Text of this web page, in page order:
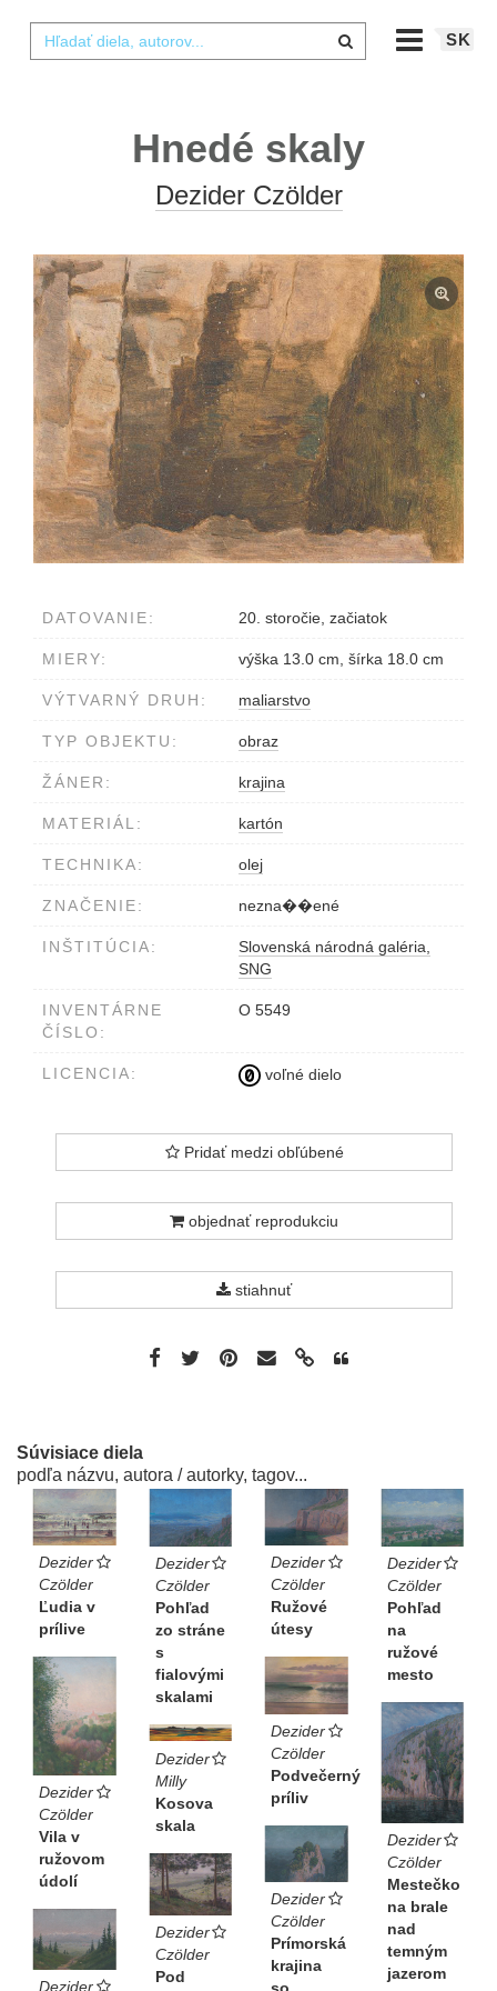
SK
Hnedé skaly
Dezider Czölder
DATOVANIE: 20. storočie, začiatok
MIERY: výška 13.0 cm, šírka 18.0 cm
VÝTVARNÝ DRUH: maliarstvo
TYP OBJEKTU: obraz
ŽÁNER: krajina
MATERIÁL: kartón
TECHNIKA: olej
ZNAČENIE: nezna��ené
INŠTITÚCIA:
Slovenská národná galéria,
SNG
INVENTÁRNE
ČÍSLO:
O 5549
LICENCIA: voľné dielo
Pridať medzi obľúbené
objednať reprodukciu
stiahnuť
Súvisiace diela
podľa názvu, autora / autorky, tagov...
Dezider
Czölder
Ľudia v
prílive
Dezider
Czölder
Pohľad
zo stráne
s
fialovými
skalami
Dezider
Czölder
Ružové
útesy
Dezider
Czölder
Pohľad
na
ružové
mesto
Dezider
Czölder
Podvečerný
príliv
Dezider
Czölder
Vila v
ružovom
údolí
Dezider
Czölder
Mestečko
na brale
nad
temným
jazerom
Dezider
Milly
Kosova
skala
Dezider
Czölder
Prímorská
krajina
so
Dezider
Czölder
Pod
Dezider